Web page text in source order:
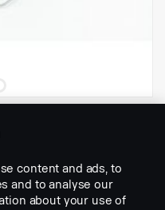
režimy (1700 W a 1100
content and ads, to
and to analyse our
about your use of